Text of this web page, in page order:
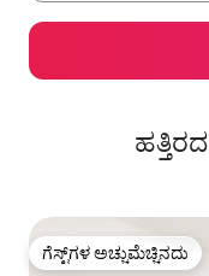
ಗೆಸ್ಟ್‌ಗಳ ಅಚ್ಚುಮೆಚ್ಚಿನದು
ಗೆಸ್ಟ್‌ಗಳ ಅಚ್ಚುಮೆಚ್ಚಿನದು